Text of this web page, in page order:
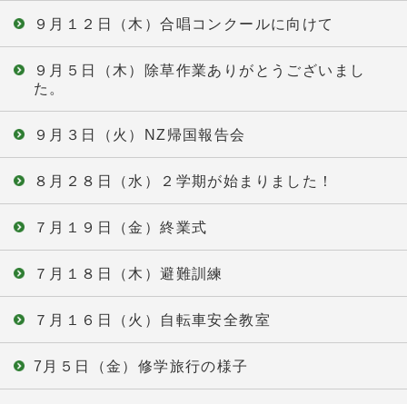
９月１２日（木）合唱コンクールに向けて
９月５日（木）除草作業ありがとうございまし
た。
９月３日（火）NZ帰国報告会
８月２８日（水）２学期が始まりました！
７月１９日（金）終業式
７月１８日（木）避難訓練
７月１６日（火）自転車安全教室
7月５日（金）修学旅行の様子